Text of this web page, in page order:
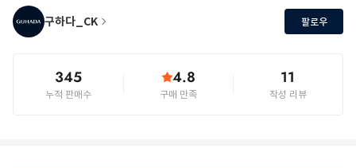
구하다_CK 팔로우
345
누적 판매수
4.8
구매 만족
11
작성 리뷰